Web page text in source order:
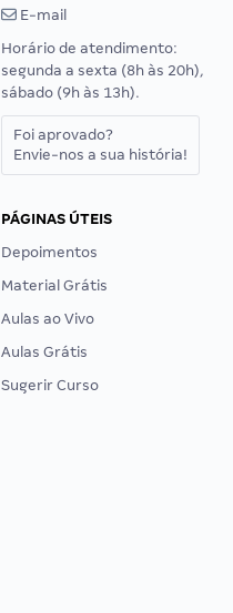
E-mail
Horário de atendimento:
segunda a sexta (8h às 20h),
sábado (9h às 13h).
Foi aprovado?
Envie-nos a sua história!
PÁGINAS ÚTEIS
Depoimentos
Material Grátis
Aulas ao Vivo
Aulas Grátis
Sugerir Curso